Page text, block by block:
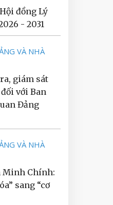
đồng Lý
- 2031
VÀ NHÀ
giám sát
với Ban
Đảng
VÀ NHÀ
Minh Chính:
sang “cơ